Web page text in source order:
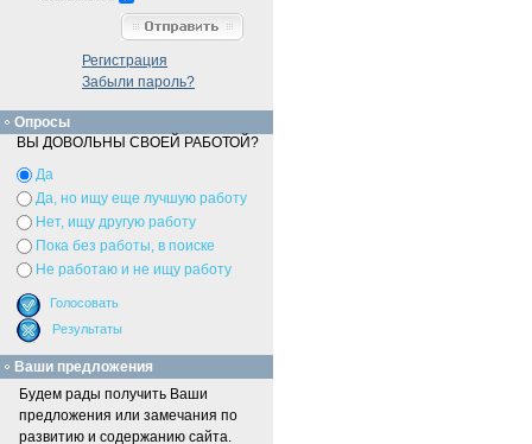
Регистрация
Забыли пароль?
Опросы
ВЫ ДОВОЛЬНЫ СВОЕЙ РАБОТОЙ?
Да
Да, но ищу еще лучшую работу
Нет, ищу другую работу
Пока без работы, в поиске
Не работаю и не ищу работу
Ваши предложения
Будем рады получить Ваши
предложения или замечания по
развитию и содержанию сайта.